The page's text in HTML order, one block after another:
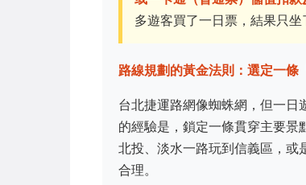
多遊客買了一日票，結果只坐
路線規劃的黃金法則：選定一條
台北捷運路網像蜘蛛網，但一日
的經驗是，鎖定一條貫穿主要景
北投、淡水一路玩到信義區，或
合理。